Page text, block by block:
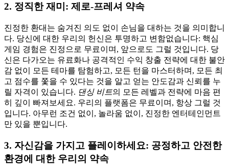
2. 정직한 재미: 제로-프레셔 약속
진정한 환대는 숨겨진 의도 없이 손님을 대하는 것을 의미합니
다. 당신에 대한 우리의 헌신은 투명하고 변함없습니다: 핵심
게임 경험은 진정으로 무료이며, 앞으로도 그럴 것입니다. 당
신은 다가오는 유료화나 공격적인 수익 창출 전략에 대한 불안
감 없이 모든 테마를 탐험하고, 모든 턴을 마스터하며, 모든 최
고 점수를 쫓을 수 있다는 것을 알고 얻는 안도감과 신뢰를 누
릴 자격이 있습니다. 댄싱 비트의 모든 레벨과 전략에 마음 편
히 깊이 빠져보세요. 우리의 플랫폼은 무료이며, 항상 그럴 것
입니다. 아무런 조건 없이, 놀라움 없이, 진정한 엔터테인먼트
만 있을 뿐입니다.
3. 자신감을 가지고 플레이하세요: 공정하고 안전한
환경에 대한 우리의 약속